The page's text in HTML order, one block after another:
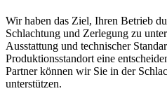
Wir haben das Ziel, Ihren Betrieb
Schlachtung und Zerlegung zu
Ausstattung und technischer
Produktionsstandort eine
Partner können wir Sie in der
unterstützen.